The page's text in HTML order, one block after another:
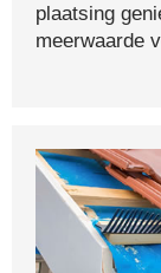
plaatsing
meerwaarde